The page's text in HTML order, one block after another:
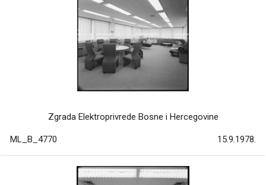
Zgrada Elektroprivrede Bosne i Hercegovine
ML_B_4770 15.9.1978.